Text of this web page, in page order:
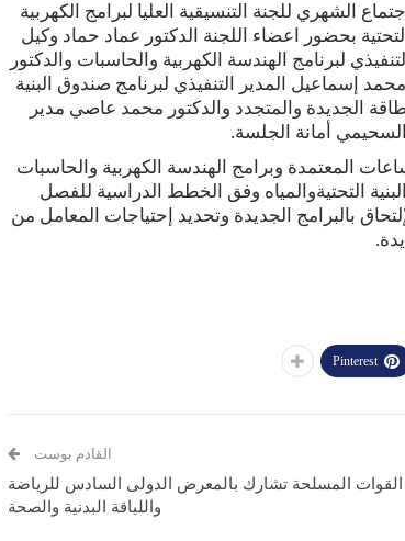
الشهري للجنة التنسيقية العليا لبرامج الكهربية
بحضور اعضاء اللجنة الدكتور عماد حماد وكيل
لبرنامج الهندسة الكهربية والحاسبات والدكتور
إسماعيل المدير التنفيذي لبرنامج صندوق البنية
الجديدة والمتجدد والدكتور محمد عاصي مدير
السحيمي أمانة الجلسة.
المعتمدة وبرامج الهندسة الكهربية والحاسبات
التحتيةوالمياه وفق الخطط الدراسية للفصل
بالبرامج الجديدة وتحديد إحتياجات المعامل من
Pinterest
القادم بوست
القوات المسلحة تشارك بالمعرض الدولى السادس للرياضة
واللياقة البدنية والصحة